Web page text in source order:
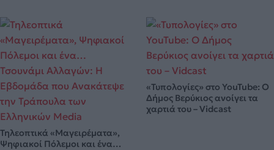
Τηλεοπτικά «Μαγειρέματα»,
Ψηφιακοί Πόλεμοι και ένα…
«Τυπολογίες» στο YouTube: Ο
Δήμος Βερύκιος ανοίγει τα
χαρτιά του – Vidcast